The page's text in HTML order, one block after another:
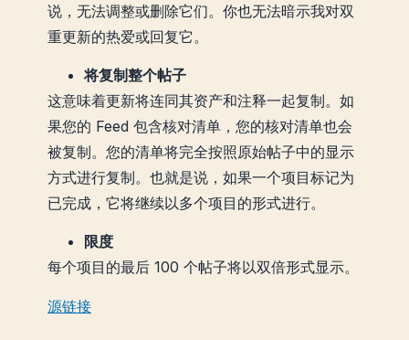
说，无法调整或删除它们。你也无法暗示我对双
重更新的热爱或回复它。
将复制整个帖子
这意味着更新将连同其资产和注释一起复制。如
果您的 Feed 包含核对清单，您的核对清单也会
被复制。您的清单将完全按照原始帖子中的显示
方式进行复制。也就是说，如果一个项目标记为
已完成，它将继续以多个项目的形式进行。
限度
每个项目的最后 100 个帖子将以双倍形式显示。
源链接